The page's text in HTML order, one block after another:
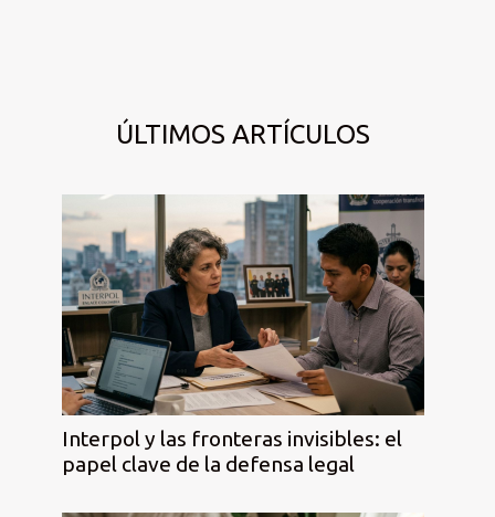
ÚLTIMOS ARTÍCULOS
Interpol y las fronteras invisibles: el
papel clave de la defensa legal